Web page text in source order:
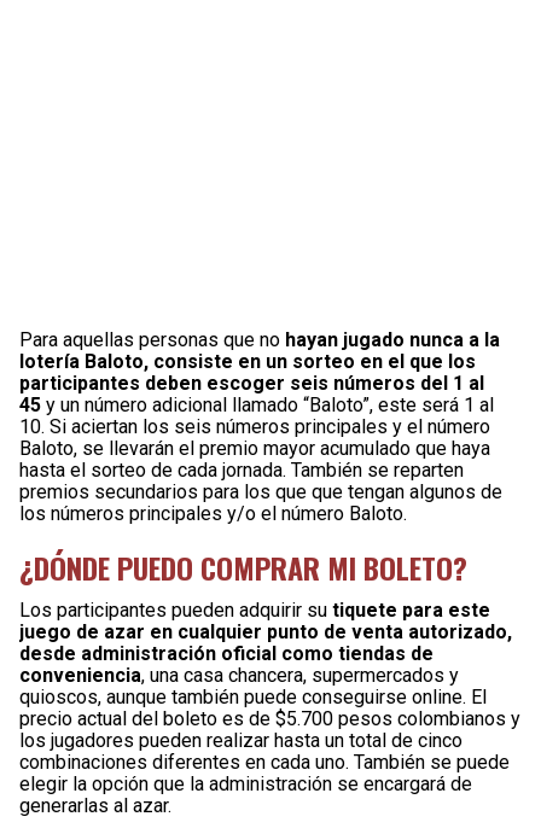
Para aquellas personas que no hayan jugado nunca a la
lotería Baloto, consiste en un sorteo en el que los
participantes deben escoger seis números del 1 al
45 y un número adicional llamado “Baloto”, este será 1 al
10. Si aciertan los seis números principales y el número
Baloto, se llevarán el premio mayor acumulado que haya
hasta el sorteo de cada jornada. También se reparten
premios secundarios para los que que tengan algunos de
los números principales y/o el número Baloto.
¿DÓNDE PUEDO COMPRAR MI BOLETO?
Los participantes pueden adquirir su tiquete para este
juego de azar en cualquier punto de venta autorizado,
desde administración oficial como tiendas de
conveniencia, una casa chancera, supermercados y
quioscos, aunque también puede conseguirse online. El
precio actual del boleto es de $5.700 pesos colombianos y
los jugadores pueden realizar hasta un total de cinco
combinaciones diferentes en cada uno. También se puede
elegir la opción que la administración se encargará de
generarlas al azar.